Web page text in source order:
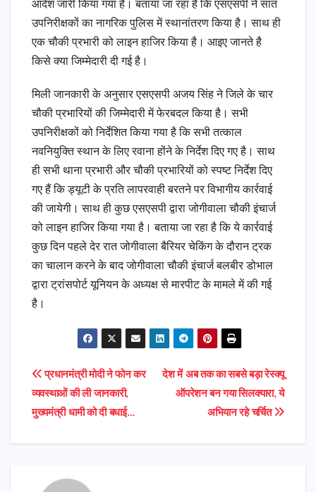
आदेश जारी किया गया है। बताया जा रहा है कि एसएसपी ने सात
उपनिरीक्षकों का नागरिक पुलिस में स्थानांतरण किया है। साथ ही
एक चौकी प्रभारी को लाइन हाजिर किया है। आइए जानते है
किसे क्या जिम्मेदारी दी गई है।
मिली जानकारी के अनुसार एसएसपी अजय सिंह ने जिले के चार
चौकी प्रभारियों की जिम्मेदारी में फेरबदल किया है। सभी
उपनिरीक्षकों को निर्देशित किया गया है कि सभी तत्काल
नवनियुक्ति स्थान के लिए रवाना होंने के निर्देश दिए गए है। साथ
ही सभी थाना प्रभारी और चौकी प्रभारियों को स्पष्ट निर्देश दिए
गए हैं कि ड्यूटी के प्रति लापरवाही बरतने पर विभागीय कार्रवाई
की जायेगी। साथ ही कुछ एसएसपी द्वारा जोगीवाला चौकी इंचार्ज
को लाइन हाजिर किया गया है। बताया जा रहा है कि ये कार्रवाई
कुछ दिन पहले देर रात जोगीवाला बैरियर चेकिंग के दौरान ट्रक
का चालान करने के बाद जोगीवाला चौकी इंचार्ज बलबीर डोभाल
द्वारा ट्रांसपोर्ट यूनियन के अध्यक्ष से मारपीट के मामले में की गई
है।
Post
navigation
देश में अब तक का सबसे बड़ा रेस्क्यू
ऑपरेशन बन गया सिलक्यारा, ये
अभियान रहे चर्चित
प्रधानमंत्री मोदी ने फोन कर
व्यवस्थाओं की ली जानकारी,
मुख्यमंत्री धामी को दी बधाई…